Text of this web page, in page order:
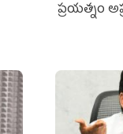
ప్రయత్నం